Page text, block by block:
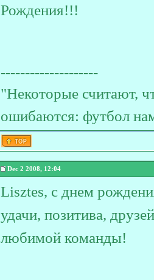
Рождения!!!
--------------------
"Некоторые считают,
ошибаются: футбол
Dec 2 2008, 12:04
Lisztes, с днем
удачи, позитива,
любимой команды!